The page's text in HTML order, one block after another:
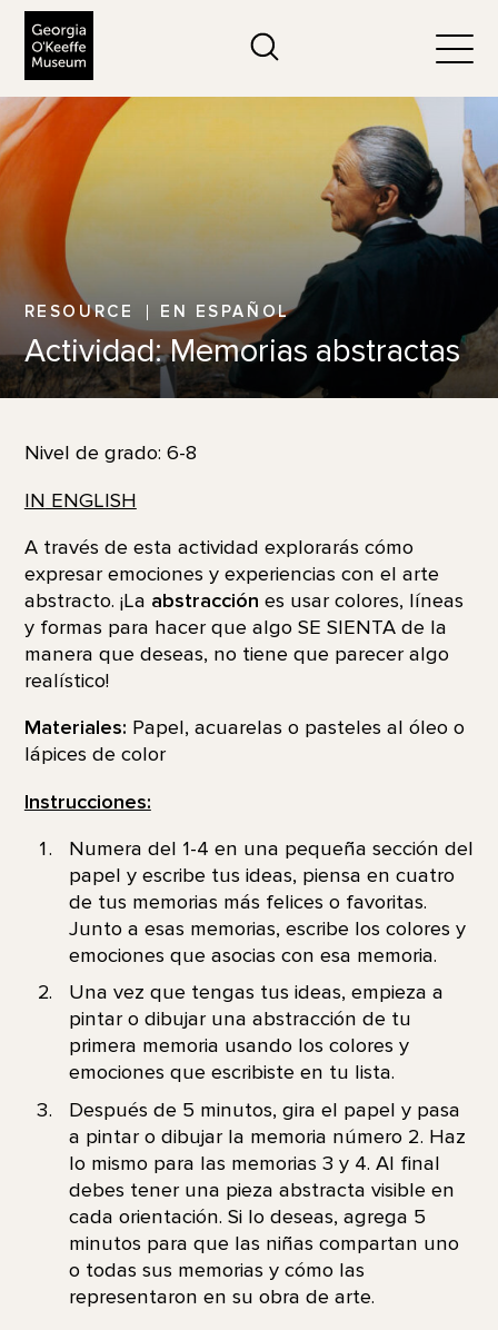
RESOURCE EN ESPAÑOL
Actividad: Memorias abstractas
Nivel de grado: 6-8
IN ENGLISH
A través de esta actividad explorarás cómo
expresar emociones y experiencias con el arte
abstracto. ¡La abstracción es usar colores, líneas
y formas para hacer que algo SE SIENTA de la
manera que deseas, no tiene que parecer algo
realístico!
Materiales: Papel, acuarelas o pasteles al óleo o
lápices de color
Instrucciones:
Numera del 1-4 en una pequeña sección del
papel y escribe tus ideas, piensa en cuatro
de tus memorias más felices o favoritas.
Junto a esas memorias, escribe los colores y
emociones que asocias con esa memoria.
Una vez que tengas tus ideas, empieza a
pintar o dibujar una abstracción de tu
primera memoria usando los colores y
emociones que escribiste en tu lista.
Después de 5 minutos, gira el papel y pasa
a pintar o dibujar la memoria número 2. Haz
lo mismo para las memorias 3 y 4. Al final
debes tener una pieza abstracta visible en
cada orientación. Si lo deseas, agrega 5
minutos para que las niñas compartan uno
o todas sus memorias y cómo las
representaron en su obra de arte.